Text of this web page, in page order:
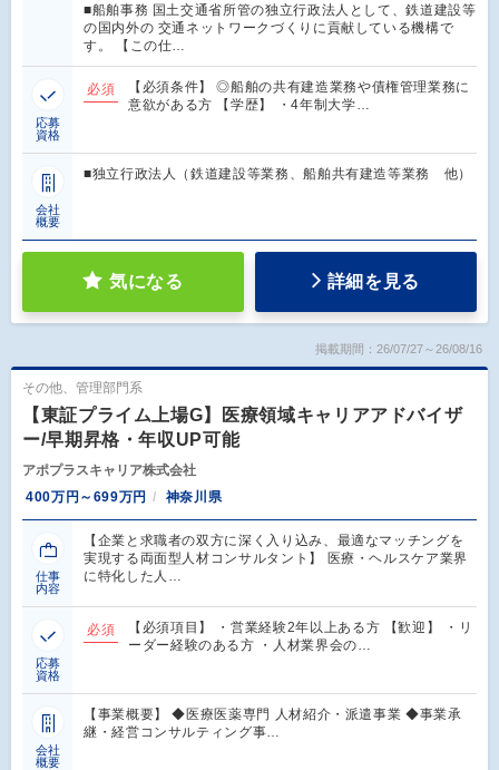
■船舶事務 国土交通省所管の独立行政法人として、鉄道建設等
の国内外の 交通ネットワークづくりに貢献している機構で
す。 【この仕…
応募
資格
必須
【必須条件】 ◎船舶の共有建造業務や債権管理業務に
意欲がある方 【学歴】 ・4年制大学…
会社
概要
■独立行政法人（鉄道建設等業務、船舶共有建造等業務 他）
気になる 詳細を見る
掲載期間：26/07/27～26/08/16
その他、管理部門系
【東証プライム上場G】医療領域キャリアアドバイザ
ー/早期昇格・年収UP可能
アポプラスキャリア株式会社
400万円～699万円
神奈川県
仕事
内容
【企業と求職者の双方に深く入り込み、最適なマッチングを
実現する両面型人材コンサルタント】 医療・ヘルスケア業界
に特化した人…
応募
資格
必須
【必須項目】 ・営業経験2年以上ある方 【歓迎】 ・リ
ーダー経験のある方 ・人材業界会の…
会社
概要
【事業概要】 ◆医療医薬専門 人材紹介・派遣事業 ◆事業承
継・経営コンサルティング事…